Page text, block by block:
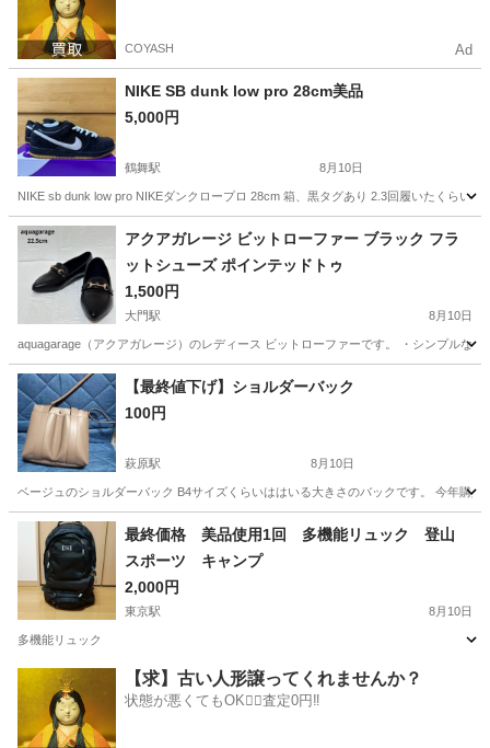
COYASH Ad
NIKE SB dunk low pro 28cm美品
5,000円
鶴舞駅 8月10日
NIKE sb dunk low pro NIKEダンクロープロ 28cm 箱、黒タグあり 2.3回履いたくらい
愛知 名古屋市 鶴舞駅
アクアガレージ ビットローファー ブラック フラ
ットシューズ ポインテッドトゥ
1,500円
大門駅 8月10日
aquagarage（アクアガレージ）のレディース ビットローファーです。 ・シンプルな
愛知 岡崎市 大門駅 靴 アクアガレージ
【最終値下げ】ショルダーバック
100円
萩原駅 8月10日
ベージュのショルダーバック B4サイズくらいははいる大きさのバックです。 今年購
愛知 一宮市 萩原駅 バッグ
最終価格 美品使用1回 多機能リュック 登山
スポーツ キャンプ
2,000円
東京駅 8月10日
多機能リュック
東京駅 バッグ
【求】古い人形譲ってくれませんか？
状態が悪くてもOK🙆‍♀️査定0円‼️